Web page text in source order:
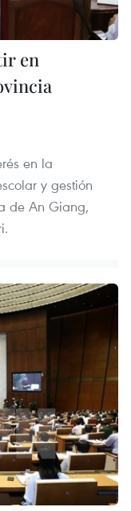
en
en la
y gestión
de An Giang,